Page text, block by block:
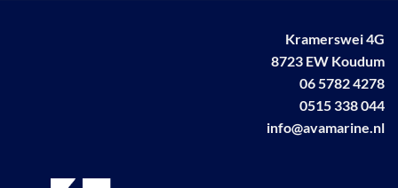
Kramerswei 4G
8723 EW Koudum
06 5782 4278
0515 338 044
info@avamarine.nl